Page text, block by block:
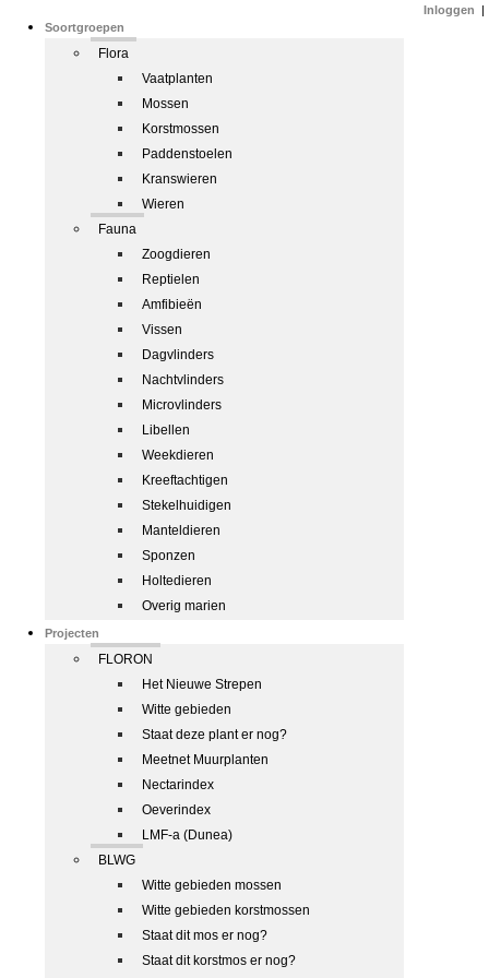
Soortgroepen
Flora
Vaatplanten
Mossen
Korstmossen
Paddenstoelen
Kranswieren
Wieren
Fauna
Zoogdieren
Reptielen
Amfibieën
Vissen
Dagvlinders
Nachtvlinders
Microvlinders
Libellen
Weekdieren
Kreeftachtigen
Stekelhuidigen
Manteldieren
Sponzen
Holtedieren
Overig marien
Projecten
FLORON
Het Nieuwe Strepen
Witte gebieden
Staat deze plant er nog?
Meetnet Muurplanten
Nectarindex
Oeverindex
LMF-a (Dunea)
BLWG
Witte gebieden mossen
Witte gebieden korstmossen
Staat dit mos er nog?
Staat dit korstmos er nog?
Inloggen |